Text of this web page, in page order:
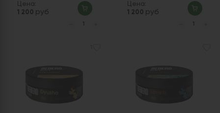
Цена:
1 200 руб
Цена:
1 200 руб